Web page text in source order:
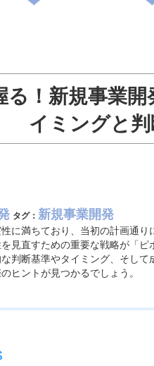
！新規事業
イミングと
タグ： 新規事業開発
に満ちており、当初の計画通
見直すための重要な戦略が「
判断基準やタイミング、そし
ヒントが見つかるでしょう。